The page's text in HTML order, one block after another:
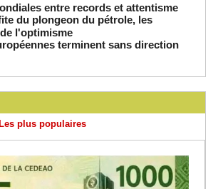
entre records et attentisme
du plongeon du pétrole, les
l'optimisme
terminent sans direction
Les plus populaires